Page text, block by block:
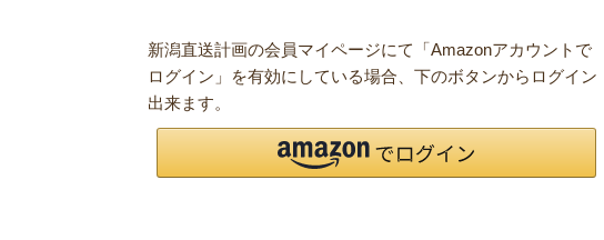
新潟直送計画の会員マイページにて「Amazonアカウントで
ログイン」を有効にしている場合、下のボタンからログイン
出来ます。